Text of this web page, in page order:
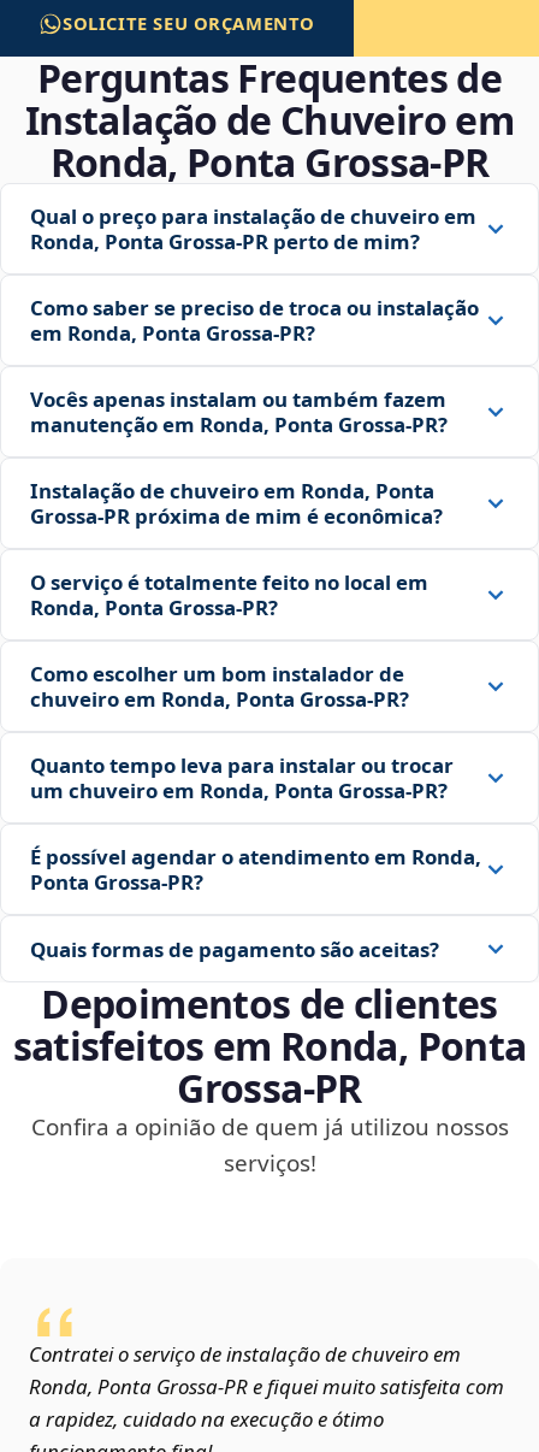
SOLICITE SEU ORÇAMENTO
Perguntas Frequentes de
Instalação de Chuveiro em
Ronda, Ponta Grossa‑PR
Qual o preço para instalação de chuveiro em
Ronda, Ponta Grossa‑PR perto de mim?
Como saber se preciso de troca ou instalação
em Ronda, Ponta Grossa‑PR?
Vocês apenas instalam ou também fazem
manutenção em Ronda, Ponta Grossa‑PR?
Instalação de chuveiro em Ronda, Ponta
Grossa‑PR próxima de mim é econômica?
O serviço é totalmente feito no local em
Ronda, Ponta Grossa‑PR?
Como escolher um bom instalador de
chuveiro em Ronda, Ponta Grossa‑PR?
Quanto tempo leva para instalar ou trocar
um chuveiro em Ronda, Ponta Grossa‑PR?
É possível agendar o atendimento em Ronda,
Ponta Grossa‑PR?
Quais formas de pagamento são aceitas?
Depoimentos de clientes
satisfeitos em Ronda, Ponta
Grossa‑PR
Confira a opinião de quem já utilizou nossos
serviços!
Contratei o serviço de instalação de chuveiro em
Ronda, Ponta Grossa‑PR e fiquei muito satisfeita com
a rapidez, cuidado na execução e ótimo